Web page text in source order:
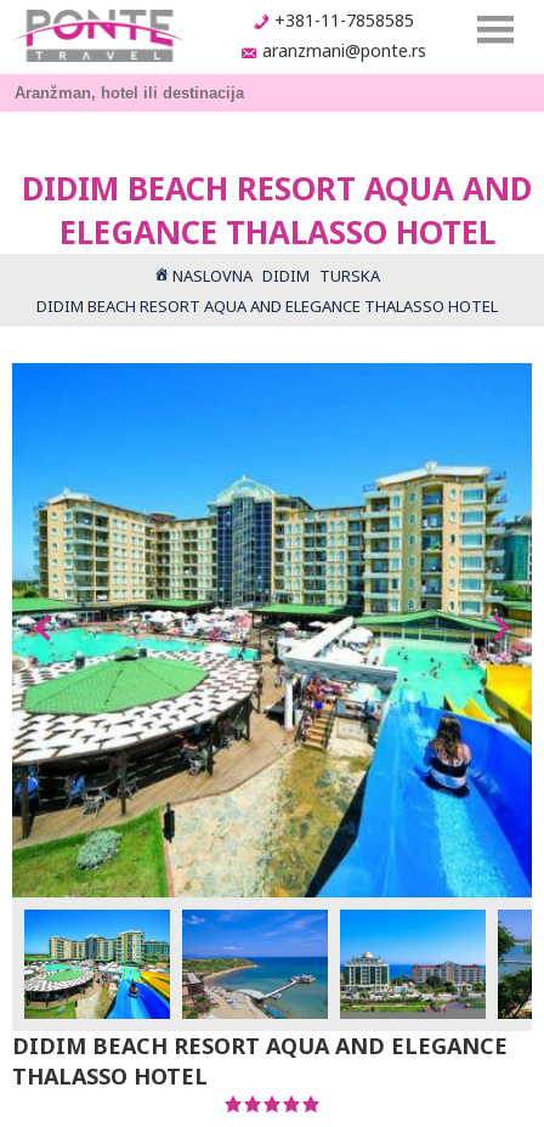
+381-11-7858585
aranzmani@ponte.rs
DIDIM BEACH RESORT AQUA AND
ELEGANCE THALASSO HOTEL
NASLOVNA DIDIM TURSKA
DIDIM BEACH RESORT AQUA AND ELEGANCE THALASSO HOTEL
DIDIM BEACH RESORT AQUA AND ELEGANCE
THALASSO HOTEL